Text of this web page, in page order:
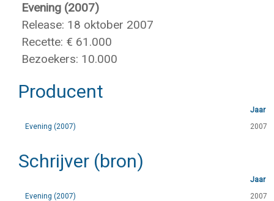
Evening (2007)
Release: 18 oktober 2007
Recette: € 61.000
Bezoekers: 10.000
Producent
Jaar
Evening (2007)
2007
Schrijver (bron)
Jaar
Evening (2007)
2007